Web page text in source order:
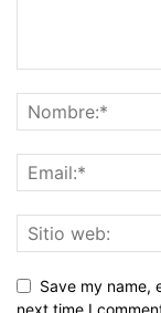
Save my name,
next time I